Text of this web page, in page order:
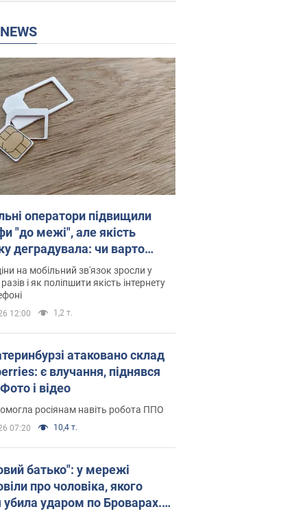
NEWS
оператори підвищили
"до межі", але якість
деградувала: чи варто
на ціни
на мобільний зв'язок зросли у
і як поліпшити якість інтернету
12:00 1,2 т.
атаковано склад
є влучання, піднявся
і відео
росіянам навіть робота ППО
07:20 10,4 т.
батько": у мережі
про чоловіка, якого
убила ударом по Броварах.